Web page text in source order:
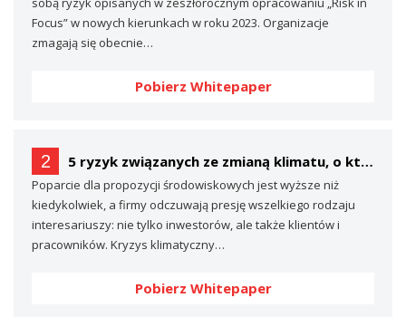
Focus” w nowych kierunkach w roku 2023. Organizacje
zmagają się obecnie…
Pobierz Whitepaper
2 5 ryzyk związanych ze zmianą klimatu, o których prawdopodobnie nie mówisz… (a powinieneś)
Poparcie dla propozycji środowiskowych jest wyższe niż
kiedykolwiek, a firmy odczuwają presję wszelkiego rodzaju
interesariuszy: nie tylko inwestorów, ale także klientów i
pracowników. Kryzys klimatyczny…
Pobierz Whitepaper